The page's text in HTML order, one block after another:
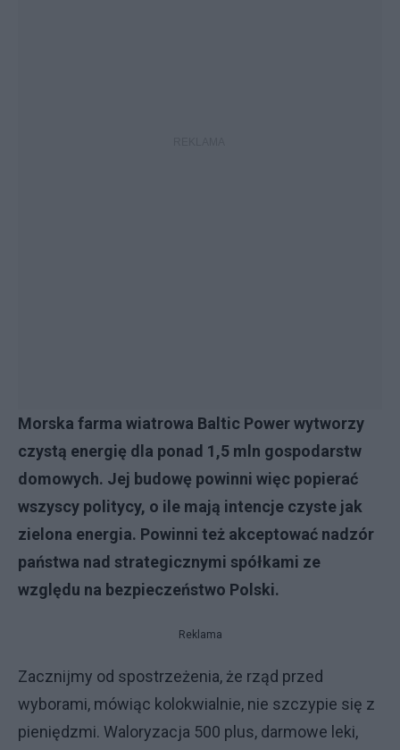
Morska farma wiatrowa Baltic Power wytworzy
czystą energię dla ponad 1,5 mln gospodarstw
domowych. Jej budowę powinni więc popierać
wszyscy politycy, o ile mają intencje czyste jak
zielona energia. Powinni też akceptować nadzór
państwa nad strategicznymi spółkami ze
względu na bezpieczeństwo Polski.
Reklama
Zacznijmy od spostrzeżenia, że rząd przed
wyborami, mówiąc kolokwialnie, nie szczypie się z
pieniędzmi. Waloryzacja 500 plus, darmowe leki,